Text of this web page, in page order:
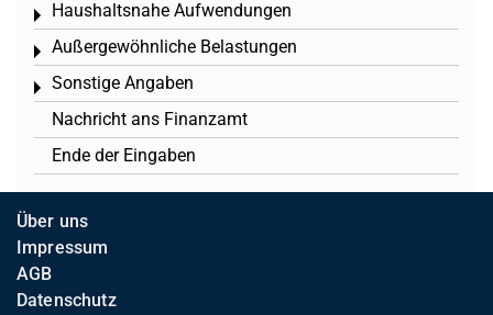
Haushaltsnahe Aufwendungen
Toggle menu
Außergewöhnliche Belastungen
Toggle menu
Sonstige Angaben
Toggle menu
Nachricht ans Finanzamt
Ende der Eingaben
Über uns
Impressum
AGB
Datenschutz